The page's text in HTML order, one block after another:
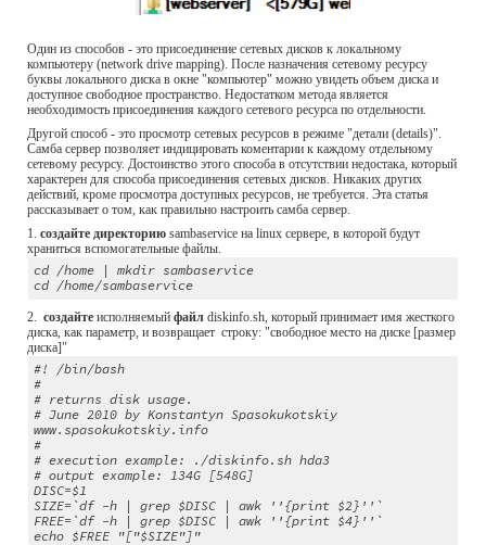
Один из способов - это присоединение сетевых дисков к локальному
компьютеру (network drive mapping). После назначения сетевому ресурсу
буквы локального диска в окне "компьютер" можно увидеть объем диска и
доступное свободное пространство. Недостатком метода является
необходимость присоединения каждого сетевого ресурса по отдельности.
Другой способ - это просмотр сетевых ресурсов в режиме "детали (details)".
Самба сервер позволяет индицировать коментарии к каждому отдельному
сетевому ресурсу. Достоинство этого способа в отсутствии недостака, который
характерен для способа присоединения сетевых дисков. Никаких других
действий, кроме просмотра доступных ресурсов, не требуется. Эта статья
рассказывает о том, как правильно настроить самба сервер.
1. создайте директорию sambaservice на linux сервере, в которой будут
храниться вспомогательные файлы.
cd /home | mkdir sambaservice
cd /home/sambaservice
2. создайте исполняемый файл diskinfo.sh, который принимает имя жесткого
диска, как параметр, и возвращает  строку: "свободное место на диске [размер
диска]"
#! /bin/bash
#
# returns disk usage.
# June 2010 by Konstantyn Spasokukotskiy
www.spasokukotskiy.info
#
# execution example: ./diskinfo.sh hda3
# output example: 134G [548G]
DISC=$1
SIZE=`df -h | grep $DISC | awk ''{print $2}''`
FREE=`df -h | grep $DISC | awk ''{print $4}''`
echo $FREE "["$SIZE"]"